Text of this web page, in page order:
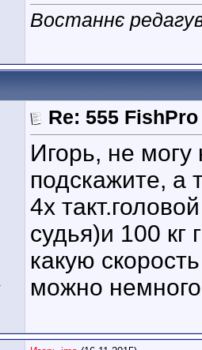
Востаннє
Re: 555 FishPro
Игорь, не
подскажите, а
4х
судья)и 100
какую
можно